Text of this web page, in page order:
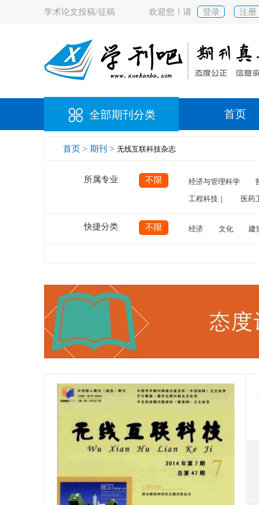
学术论文投稿/征稿 欢迎您！请 登录 注册
全部期刊分类 首页
首页 > 期刊 > 无线互联科技杂志
所属专业 不限 经济与管理科学
工程科技｜
医药
快捷分类 不限 经济 文化 建